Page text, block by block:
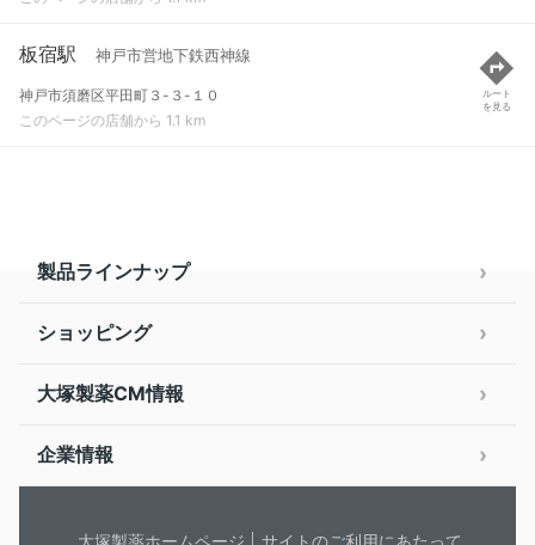
板宿駅 神戸市営地下鉄西神線
神戸市須磨区平田町３-３-１０
このページの店舗から 1.1 km
ルート
を見る
製品ラインナップ
ショッピング
大塚製薬CM情報
企業情報